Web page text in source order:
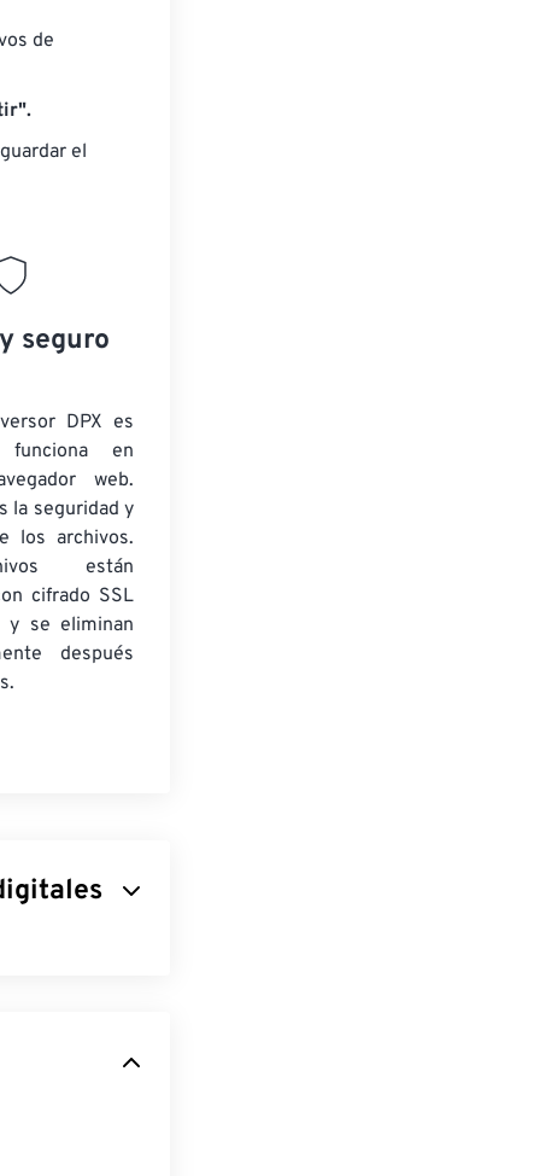
de
el
seguro
DPX es
en
web.
la seguridad y
los archivos.
están
cifrado SSL
se eliminan
después